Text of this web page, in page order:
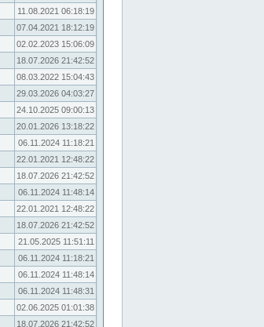
11.08.2021 06:18:19
07.04.2021 18:12:19
02.02.2023 15:06:09
18.07.2026 21:42:52
08.03.2022 15:04:43
29.03.2026 04:03:27
24.10.2025 09:00:13
20.01.2026 13:18:22
06.11.2024 11:18:21
22.01.2021 12:48:22
18.07.2026 21:42:52
06.11.2024 11:48:14
22.01.2021 12:48:22
18.07.2026 21:42:52
21.05.2025 11:51:11
06.11.2024 11:18:21
06.11.2024 11:48:14
06.11.2024 11:48:31
02.06.2025 01:01:38
18.07.2026 21:42:52